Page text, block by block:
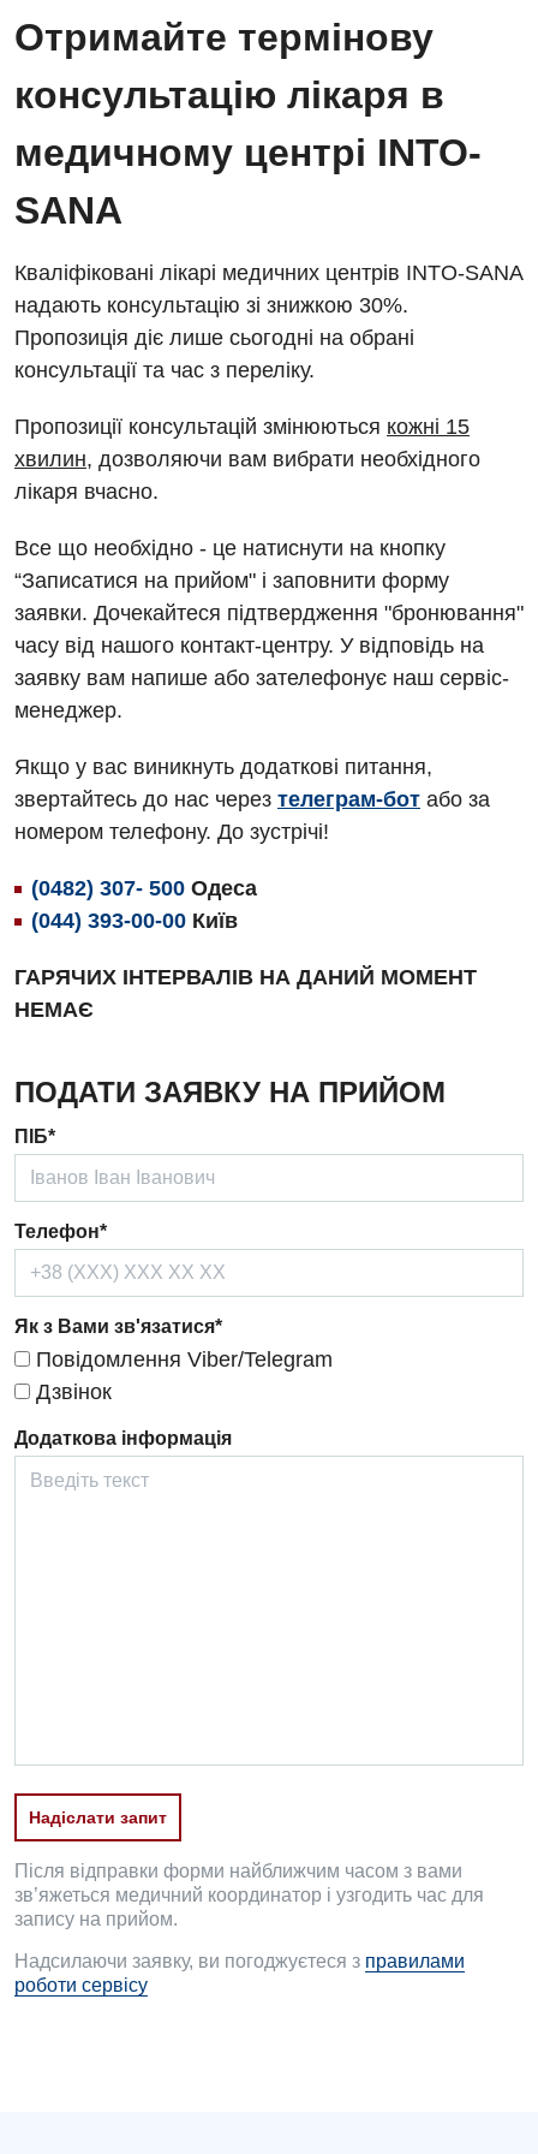
Енциклопедія
Відео
Діагностичне відділення
Інструментальна діагностика
Комп’ютерна томографія
Магнітно-резонансна томографія
Мамографія
Нейросонографія
Рентгенографія
Для дорослих
Алергологія, імунологія
Андрологія
Вакцинація
Відділення інтенсивної терапії
Відділення кардіосудинної патології та неврології
Гастроентерологія
Гінекологічне відділення
Дерматовенерологія
Дієтологія
Ендокринологія
Кардіологія
Кардіохірургія
Мамологія
Медична психологія
Неврологія
Нейрохірургія
Пульмонологія
Ревматологія
Судинна хірургія
Терапевтичне відділення
Терапія
Відділення кардіосудинної патології та неврології
Відділення невідкладних станів
Відділення інтенсивної терапії
Гінекологічне відділення
Діагностичне відділення
Ендоскопічне відділення
Онкологічне відділлення
Офтальмологічне відділення
Педіатричне відділення
Травматологічне відділення
Урологічне відділення
Хірургічне відділення
Швидка медична допомога
Лікування гострого інфаркту
Національний скринінг здоров’я 40+
Українська
Російська
Отримайте термінову
консультацію лікаря в
медичному центрі INTO-
SANA
Кваліфіковані лікарі медичних центрів INTO-SANA
надають консультацію зі знижкою 30%.
Пропозиція діє лише сьогодні на обрані
консультації та час з переліку.
Пропозиції консультацій змінюються кожні 15
хвилин, дозволяючи вам вибрати необхідного
лікаря вчасно.
Все що необхідно - це натиснути на кнопку
“Записатися на прийом" і заповнити форму
заявки. Дочекайтеся підтвердження "бронювання"
часу від нашого контакт-центру. У відповідь на
заявку вам напише або зателефонує наш сервіс-
менеджер.
Якщо у вас виникнуть додаткові питання,
звертайтесь до нас через телеграм-бот або за
номером телефону. До зустрічі!
(0482) 307- 500 Одеса
(044) 393-00-00 Київ
ГАРЯЧИХ ІНТЕРВАЛІВ НА ДАНИЙ МОМЕНТ
НЕМАЄ
ПОДАТИ ЗАЯВКУ НА ПРИЙОМ
ПІБ*
Телефон*
Як з Вами зв'язатися*
Повідомлення Viber/Telegram
Дзвінок
Додаткова інформація
Надіслати запит
Після відправки форми найближчим часом з вами
зв’яжеться медичний координатор і узгодить час для
запису на прийом.
Надсилаючи заявку, ви погоджуєтеся з правилами
роботи сервісу